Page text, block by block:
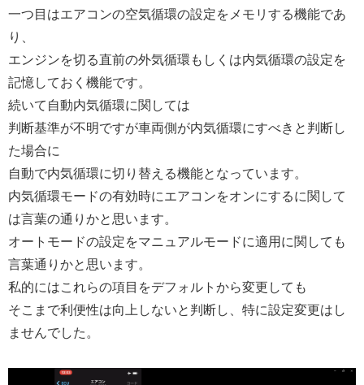
一つ目はエアコンの空気循環の設定をメモリする機能であ
り、
エンジンを切る直前の外気循環もしくは内気循環の設定を
記憶しておく機能です。
続いて自動内気循環に関しては
判断基準が不明ですが車両側が内気循環にすべきと判断し
た場合に
自動で内気循環に切り替える機能となっています。
内気循環モードの有効時にエアコンをオンにするに関して
は言葉の通りかと思います。
オートモードの設定をマニュアルモードに適用に関しても
言葉通りかと思います。
私的にはこれらの項目をデフォルトから変更しても
そこまで利便性は向上しないと判断し、特に設定変更はし
ませんでした。